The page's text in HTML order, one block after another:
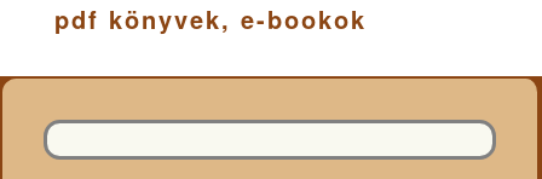
pdf könyvek, e-bookok